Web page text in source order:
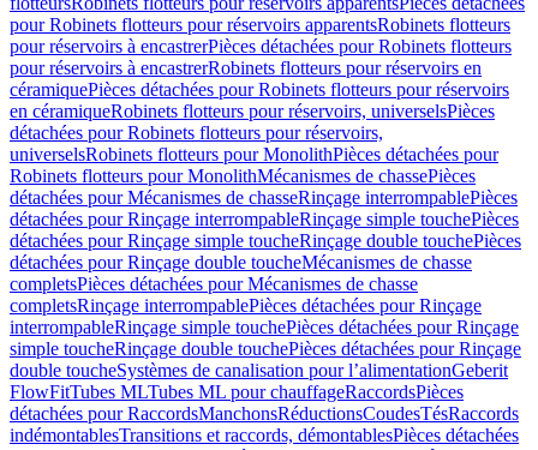
pour Robinets flotteurs pour réservoirs apparentsRobinets flotteurs
pour réservoirs à encastrerPièces détachées pour Robinets flotteurs
pour réservoirs à encastrerRobinets flotteurs pour réservoirs en
céramiquePièces détachées pour Robinets flotteurs pour réservoirs
en céramiqueRobinets flotteurs pour réservoirs, universelsPièces
détachées pour Robinets flotteurs pour réservoirs,
universelsRobinets flotteurs pour MonolithPièces détachées pour
Robinets flotteurs pour MonolithMécanismes de chassePièces
détachées pour Mécanismes de chasseRinçage interrompablePièces
détachées pour Rinçage interrompableRinçage simple touchePièces
détachées pour Rinçage simple toucheRinçage double touchePièces
détachées pour Rinçage double toucheMécanismes de chasse
completsPièces détachées pour Mécanismes de chasse
completsRinçage interrompablePièces détachées pour Rinçage
interrompableRinçage simple touchePièces détachées pour Rinçage
simple toucheRinçage double touchePièces détachées pour Rinçage
double toucheSystèmes de canalisation pour l’alimentationGeberit
FlowFitTubes MLTubes ML pour chauffageRaccordsPièces
détachées pour RaccordsManchonsRéductionsCoudesTésRaccords
indémontablesTransitions et raccords, démontablesPièces détachées